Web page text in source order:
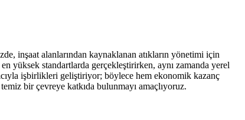
inşaat alanlarından kaynaklanan atıkların yönetimi için
yüksek standartlarda gerçekleştirirken, aynı zamanda yerel
işbirlikleri geliştiriyor; böylece hem ekonomik kazanç
bir çevreye katkıda bulunmayı amaçlıyoruz.